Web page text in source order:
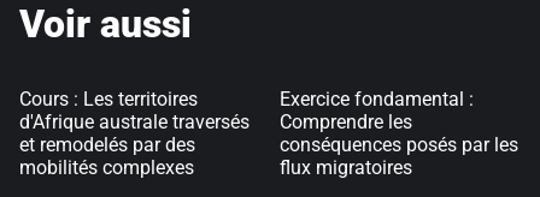
Voir aussi
Cours : Les territoires
d'Afrique australe traversés
et remodelés par des
mobilités complexes
Exercice fondamental :
Comprendre les
conséquences posés par les
flux migratoires